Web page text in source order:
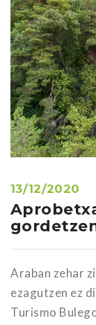
13/12/2020
Araban zehar
ezagutzen ez
Turismo